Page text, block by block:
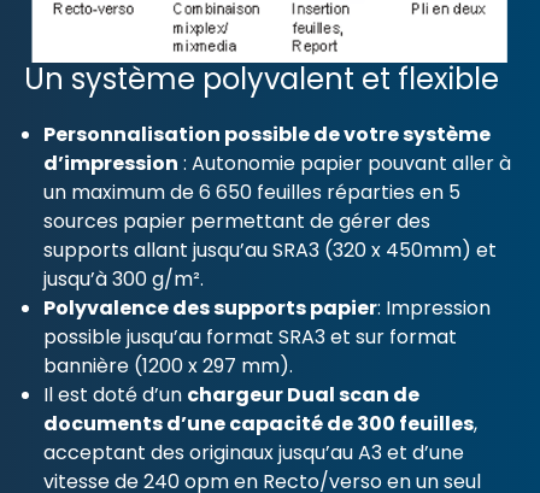
Un système polyvalent et flexible
Personnalisation possible de votre système
d’impression : Autonomie papier pouvant aller à
un maximum de 6 650 feuilles réparties en 5
sources papier permettant de gérer des
supports allant jusqu’au SRA3 (320 x 450mm) et
jusqu’à 300 g/m².
Polyvalence des supports papier: Impression
possible jusqu’au format SRA3 et sur format
bannière (1200 x 297 mm).
Il est doté d’un chargeur Dual scan de
documents d’une capacité de 300 feuilles,
acceptant des originaux jusqu’au A3 et d’une
vitesse de 240 opm en Recto/verso en un seul